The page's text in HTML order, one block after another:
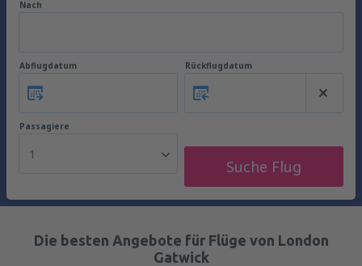
Nach
Abflugdatum Rückflugdatum
Passagiere
1
Suche Flug
Die besten Angebote für Flüge von London
Gatwick